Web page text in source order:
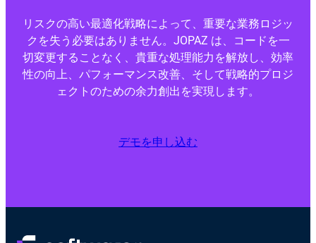
リスクの高い最適化戦略によって、重要な業務ロジッ
クを失う必要はありません。JOPAZ は、コードを一
切変更することなく、貴重な処理能力を解放し、効率
性の向上、パフォーマンス改善、そして戦略的プロジ
ェクトのための余力創出を実現します。
デモを申し込む